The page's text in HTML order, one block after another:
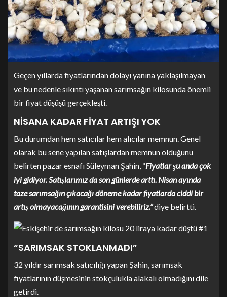
Geçen yıllarda fiyatlarından dolayı yanına yaklaşılmayan
ve bu nedenle sıkıntı yaşanan sarımsağın kilosunda önemli
bir fiyat düşüşü gerçekleşti.
NİSANA KADAR FİYAT ARTIŞI YOK
Bu durumdan hem satıcılar hem alıcılar memnun. Genel
olarak bu sene yapılan satışlardan memnun olduğunu
belirten pazar esnafı Süleyman Şahin, “Fiyatlar şu anda çok
iyi gidiyor. Satışlarımız da son günlerde arttı. Nisan ayında
taze sarımsağın çıkacağı döneme kadar fiyatlarda ciddi bir
artış olmayacağının garantisini verebiliriz.”diye belirtti.
“SARIMSAK STOKLANMADI”
32 yıldır sarımsak satıcılığı yapan Şahin, sarımsak
fiyatlarının düşmesinin stokçulukla alakalı olmadığını dile
getirdi.